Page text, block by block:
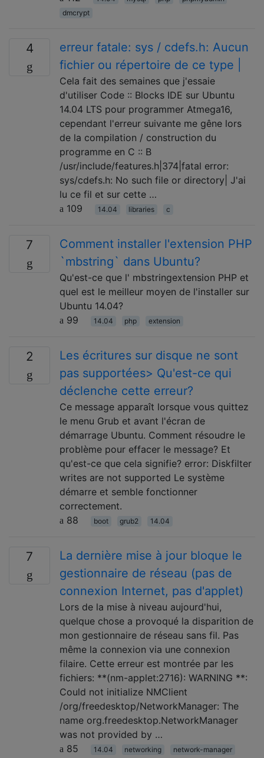
dmcrypt
4
erreur fatale: sys / cdefs.h: Aucun
fichier ou répertoire de ce type |
Cela fait des semaines que j'essaie
d'utiliser Code :: Blocks IDE sur Ubuntu
14.04 LTS pour programmer Atmega16,
cependant l'erreur suivante me gêne lors
de la compilation / construction du
programme en C :: B
/usr/include/features.h|374|fatal error:
sys/cdefs.h: No such file or directory| J'ai
lu ce fil et sur cette …
109
14.04 libraries c
7
Comment installer l'extension PHP
`mbstring` dans Ubuntu?
Qu'est-ce que l' mbstringextension PHP et
quel est le meilleur moyen de l'installer sur
Ubuntu 14.04?
99
14.04 php extension
2
Les écritures sur disque ne sont
pas supportées> Qu'est-ce qui
déclenche cette erreur?
Ce message apparaît lorsque vous quittez
le menu Grub et avant l'écran de
démarrage Ubuntu. Comment résoudre le
problème pour effacer le message? Et
qu'est-ce que cela signifie? error: Diskfilter
writes are not supported Le système
démarre et semble fonctionner
correctement.
88
boot grub2 14.04
7
La dernière mise à jour bloque le
gestionnaire de réseau (pas de
connexion Internet, pas d'applet)
Lors de la mise à niveau aujourd'hui,
quelque chose a provoqué la disparition de
mon gestionnaire de réseau sans fil. Pas
même la connexion via une connexion
filaire. Cette erreur est montrée par les
fichiers: **(nm-applet:2716): WARNING **:
Could not initialize NMClient
/org/freedesktop/NetworkManager: The
name org.freedesktop.NetworkManager
was not provided by …
85
14.04 networking
network-manager